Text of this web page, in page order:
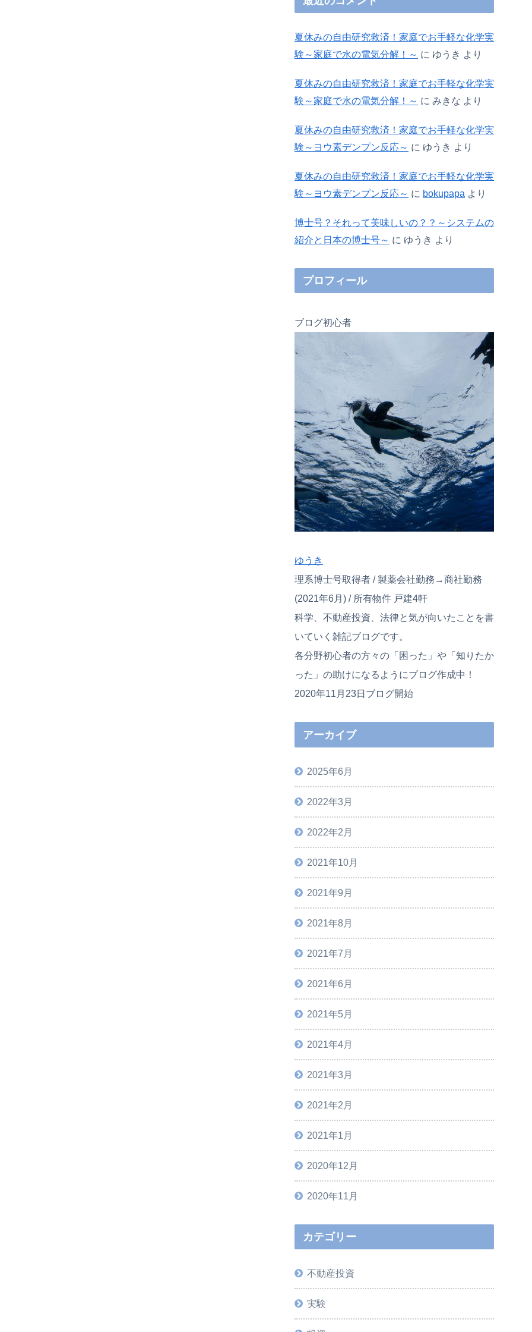
夏休みの自由研究救済！家庭でお手軽な化学実
験～家庭で水の電気分解！～ に ゆうき より
夏休みの自由研究救済！家庭でお手軽な化学実
験～家庭で水の電気分解！～ に みきな より
夏休みの自由研究救済！家庭でお手軽な化学実
験～ヨウ素デンプン反応～ に ゆうき より
夏休みの自由研究救済！家庭でお手軽な化学実
験～ヨウ素デンプン反応～ に bokupapa より
博士号？それって美味しいの？？～システムの
紹介と日本の博士号～ に ゆうき より
プロフィール
ブログ初心者
ゆうき
理系博士号取得者 / 製薬会社勤務→商社勤務
(2021年6月) / 所有物件 戸建4軒
科学、不動産投資、法律と気が向いたことを書
いていく雑記ブログです。
各分野初心者の方々の「困った」や「知りたか
った」の助けになるようにブログ作成中！
2020年11月23日ブログ開始
アーカイブ
2025年6月
2022年3月
2022年2月
2021年10月
2021年9月
2021年8月
2021年7月
2021年6月
2021年5月
2021年4月
2021年3月
2021年2月
2021年1月
2020年12月
2020年11月
カテゴリー
不動産投資
実験